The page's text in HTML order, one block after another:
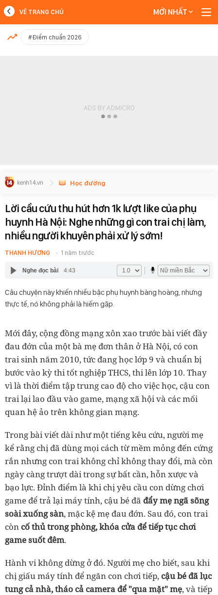
MỚI NHẤT
VỀ TRANG CHỦ MỚI NHẤT
#Điểm chuẩn 2026
Học đường
Lời cầu cứu thu hút hơn 1k lượt like của phụ
huynh Hà Nội: Nghe những gì con trai chị làm,
nhiều người khuyên phải xử lý sớm!
THANH HƯƠNG 1 năm trước
Nghe đọc bài 4:43
Câu chuyện này khiến nhiều bậc phụ huynh bàng hoàng, nhưng
thực tế, nó không phải là hiếm gặp.
Mới đây, cộng đồng mạng xôn xao trước bài viết đầy
đau đớn của một bà mẹ đơn thân ở Hà Nội, có con
trai sinh năm 2010, tức đang học lớp 9 và chuẩn bị
bước vào kỳ thi tốt nghiệp THCS, thi lên lớp 10. Thay
vì là thời điểm tập trung cao độ cho việc học, cậu con
trai lại lao đầu vào game, mạng xã hội và các mối
quan hệ ảo trên không gian mạng.
Trong bài viết dài như một tiếng kêu cứu, người mẹ
kể rằng chị đã dùng mọi cách từ mềm mỏng đến cứng
rắn nhưng con trai không chỉ không thay đổi, mà còn
ngày càng trượt dài trong sự bất cần, hỗn xược và
bạo lực. Đỉnh điểm là khi chị yêu cầu con dừng chơi
game để trả lại máy tính, cậu bé đã đẩy mẹ ngã sõng
soài xuống sàn, mặc kệ mẹ đau đớn. Sau đó, con trai
còn cố thủ trong phòng, khóa cửa để tiếp tục chơi
game suốt đêm.
Hành vi không dừng ở đó. Người mẹ cho biết, sau khi
chị giấu máy tính để ngăn con chơi tiếp, cậu bé đã lục
tung cả nhà, tháo cả camera để "qua mặt" mẹ, và tiếp